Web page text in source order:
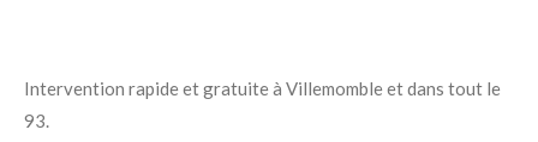
Intervention rapide et gratuite à Villemomble et dans tout le
93.